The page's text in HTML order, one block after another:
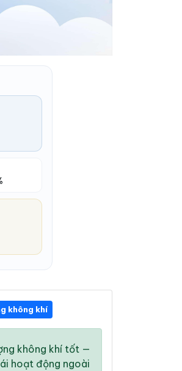
06:00 AM
không khí
không khí tốt —
hoạt động ngoài